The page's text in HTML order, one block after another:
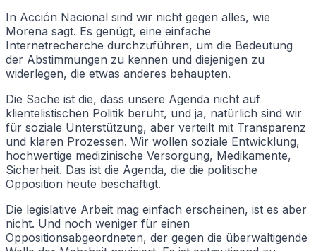
In Acción Nacional sind wir nicht gegen alles, wie
Morena sagt. Es genügt, eine einfache
Internetrecherche durchzuführen, um die Bedeutung
der Abstimmungen zu kennen und diejenigen zu
widerlegen, die etwas anderes behaupten.
Die Sache ist die, dass unsere Agenda nicht auf
klientelistischen Politik beruht, und ja, natürlich sind wir
für soziale Unterstützung, aber verteilt mit Transparenz
und klaren Prozessen. Wir wollen soziale Entwicklung,
hochwertige medizinische Versorgung, Medikamente,
Sicherheit. Das ist die Agenda, die die politische
Opposition heute beschäftigt.
Die legislative Arbeit mag einfach erscheinen, ist es aber
nicht. Und noch weniger für einen
Oppositionsabgeordneten, der gegen die überwältigende